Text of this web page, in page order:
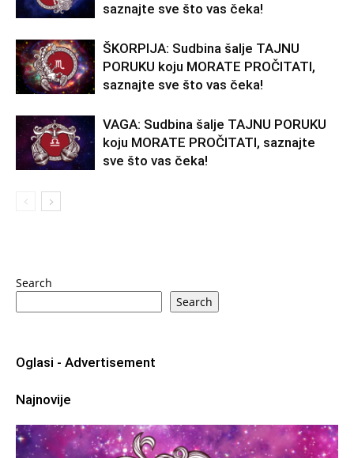
saznajte sve što vas čeka!
ŠKORPIJA: Sudbina šalje TAJNU
PORUKU koju MORATE PROČITATI,
saznajte sve što vas čeka!
VAGA: Sudbina šalje TAJNU PORUKU
koju MORATE PROČITATI, saznajte
sve što vas čeka!
Search
Search
Oglasi - Advertisement
Najnovije